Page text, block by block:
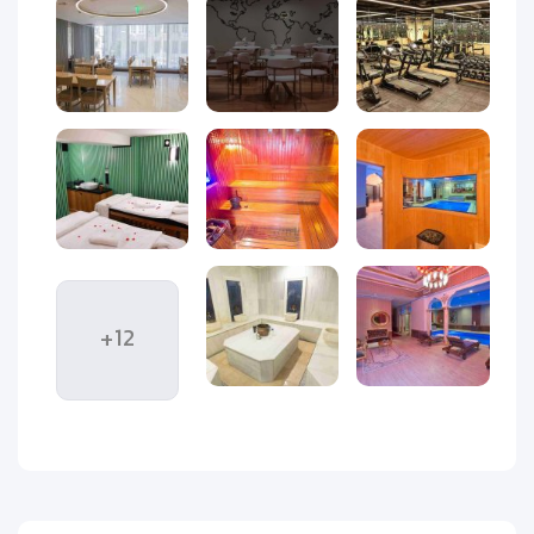
Istanbul)
یکی از بهترین هتل‌های ۴ ستاره شهر استانبول است که
در نزدیکی میدان تکسیم قرار دارد. این هتل به دلیل موقعیت
عالی، امکانات رفاهی کامل و قیمت مناسب، به یکی از انتخاب‌های
محبوب میان مسافران ایرانی و خارجی تبدیل شده است.
ساختمان هتل با طراحی مدرن و دکوراسیون لوکس ساخته شده و
لابی آن فضایی گرم و دلنشین دارد. نزدیکی هتل به خیابان
استقلال، ایستگاه مترو تکسیم و مراکز خرید بزرگ باعث می‌شود
مهمانان بتوانند به راحتی به مهم‌ترین جاذبه‌های شهر دسترسی
داشته باشند.
هتل نوا پلازا کریستال استانبول با اتاق‌های مجهز، رستوران
بین‌المللی، سالن بدنسازی، اسپا و استخر سرپوشیده، شرایطی
ایده‌آل برای اقامتی راحت و خاطره‌انگیز فراهم می‌کند. این ویژگی‌ها
+12